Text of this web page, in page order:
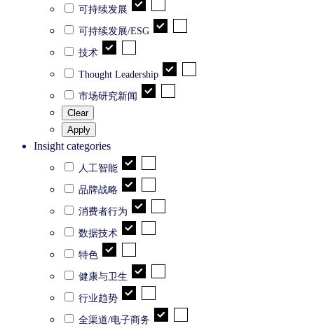
可持续发展
可持续发展/ESG
技术
Thought Leadership
市场研究新闻
Clear
Apply
Insight categories
人工智能
品牌战略
消费者行为
数据技术
特色
健康与卫生
行业趋势
全渠道/电子商务